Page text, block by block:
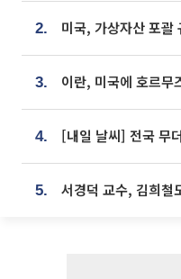
2.
3.
4.
5.